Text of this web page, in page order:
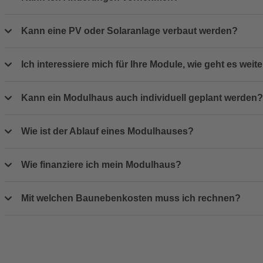
Kann eine PV oder Solaranlage verbaut werden?
Ich interessiere mich für Ihre Module, wie geht es
Kann ein Modulhaus auch individuell geplant werden?
Wie ist der Ablauf eines Modulhauses?
Wie finanziere ich mein Modulhaus?
Mit welchen Baunebenkosten muss ich rechnen?